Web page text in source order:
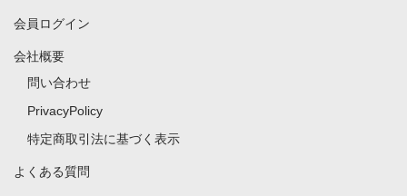
会員ログイン
会社概要
問い合わせ
PrivacyPolicy
特定商取引法に基づく表示
よくある質問